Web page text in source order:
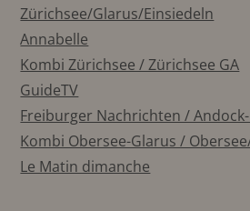
Zürichsee/Glarus/Einsiedeln
Annabelle
Kombi Zürichsee / Zürichsee GA
GuideTV
Freiburger Nachrichten /
Kombi Obersee-Glarus /
Le Matin dimanche